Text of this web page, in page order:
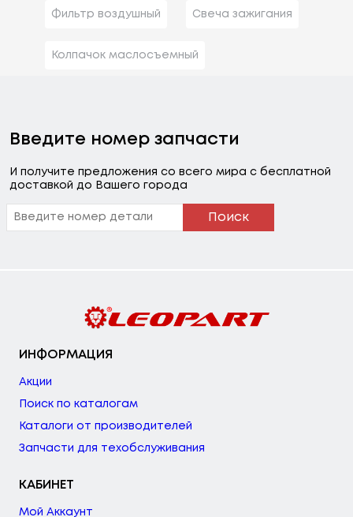
Фильтр воздушный Свеча зажигания
Колпачок маслосъемный
Введите номер запчасти
И получите предложения со всего мира с бесплатной
доставкой до Вашего города
Поиск
ИНФОРМАЦИЯ
Акции
Поиск по каталогам
Каталоги от производителей
Запчасти для техобслуживания
КАБИНЕТ
Мой Аккаунт